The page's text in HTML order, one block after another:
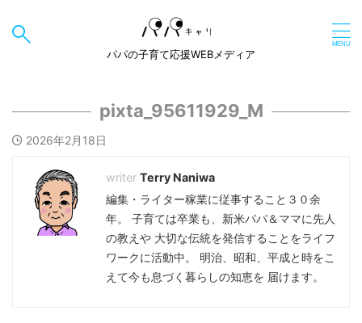
パパの子育て応援WEBメディア
pixta_95611929_M
2026年2月18日
Terry Naniwa
編集・ライター稼業に従事すること３０余
年。 子育ては卒業も、新米パパ＆ママに先人
の教えや 大切な伝統を発信することをライフ
ワークに活動中。 明治、昭和、平成と時をこ
えて今も息づく暮らしの知恵を 届けます。